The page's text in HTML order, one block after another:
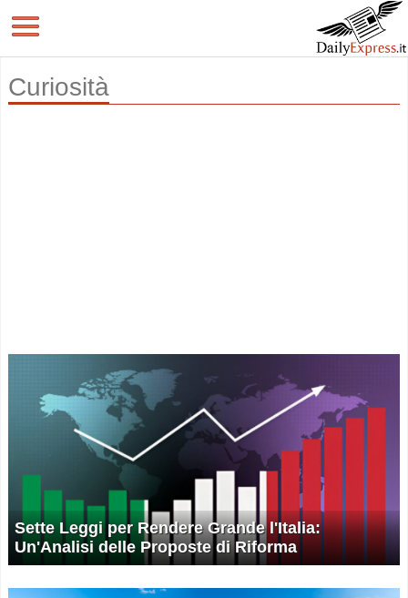
Curiosità
Sette Leggi per Rendere Grande l'Italia:
Un'Analisi delle Proposte di Riforma